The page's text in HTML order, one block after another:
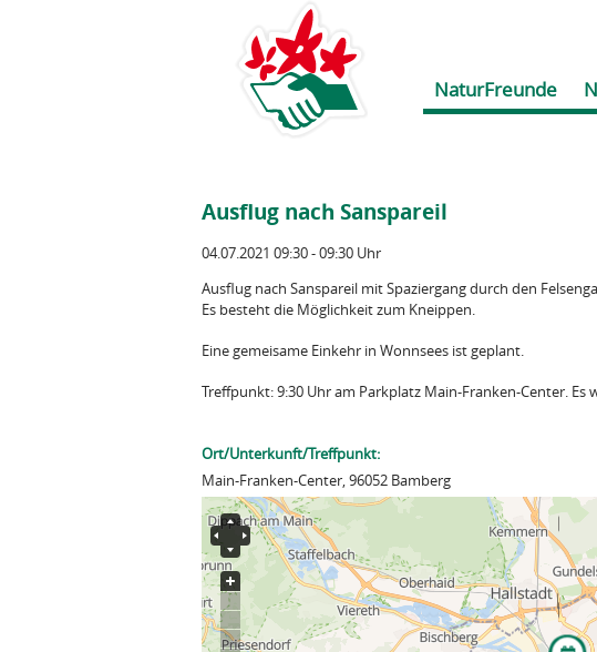
NaturFreunde
Ausflug nach Sanspareil
04.07.2021 09:30 - 09:30 Uhr
Ausflug nach Sanspareil mit Spaziergang durch den
Es besteht die Möglichkeit zum Kneippen.
Eine gemeisame Einkehr in Wonnsees ist geplant.
Treffpunkt: 9:30 Uhr am Parkplatz Main-Franken-Center.
Ort/Unterkunft/Treffpunkt:
Main-Franken-Center, 96052 Bamberg